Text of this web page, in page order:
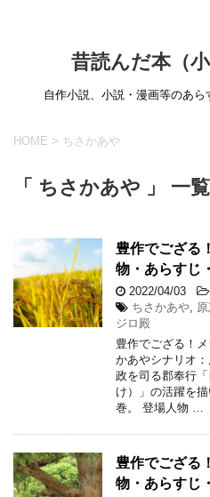
昔読んだ本（小
自作小説、小説・漫画等のあら
HOME > ちさかあや
「 ちさかあや 」 一覧
豊作でござる
物・あらすじ
2022/04/03
ちさかあや
ジロ殿
豊作でござる！
かあやシナリオ
政を司る郡奉行
け）」の活躍を
巻。 登場人物 …
豊作でござる
物・あらすじ